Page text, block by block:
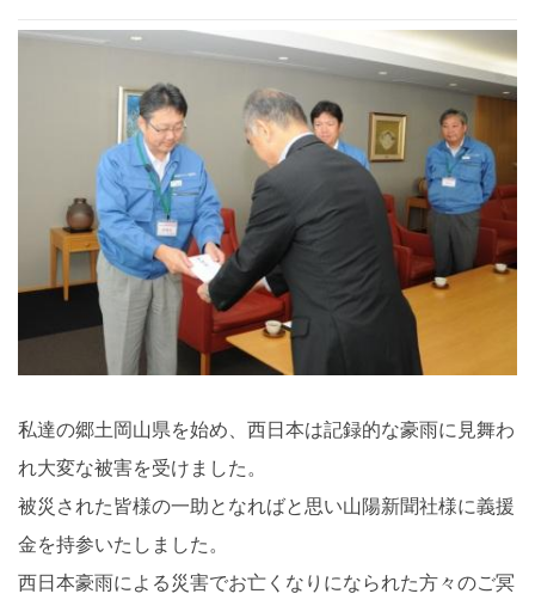
私達の郷土岡山県を始め、西日本は記録的な豪雨に見舞わ
れ大変な被害を受けました。
被災された皆様の一助となればと思い山陽新聞社様に義援
金を持参いたしました。
西日本豪雨による災害でお亡くなりになられた方々のご冥